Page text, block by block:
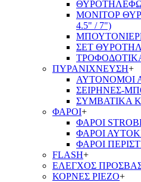
ΜΟΝΙΤΟΡ
4.5" / 7")
ΣΕΤ
ΠΥΡΑΝΙΧΝΕΥΣΗ+
ΑΥΤΟΝΟΜΟΙ
ΣΕΙΡΗΝΕΣ-
ΣΥΜΒΑΤΙΚΑ
ΦΑΡΟΙ+
ΦΑΡΟΙ
ΦΑΡΟΙ
ΦΑΡΟΙ
FLASH+
ΕΛΕΓΧΟΣ
ΚΟΡΝΕΣ PIEZO+